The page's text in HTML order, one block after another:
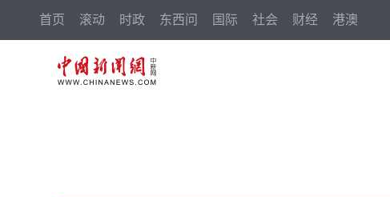
首页 滚动 时政 东西问 国际 社会 财经 港澳